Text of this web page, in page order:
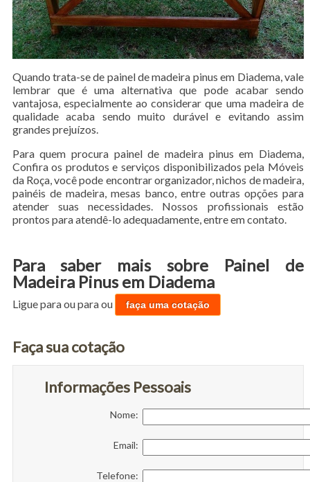
Quando trata-se de painel de madeira pinus em Diadema, vale
lembrar que é uma alternativa que pode acabar sendo
vantajosa, especialmente ao considerar que uma madeira de
qualidade acaba sendo muito durável e evitando assim
grandes prejuízos.
Para quem procura painel de madeira pinus em Diadema,
Confira os produtos e serviços disponibilizados pela Móveis
da Roça, você pode encontrar organizador, nichos de madeira,
painéis de madeira, mesas banco, entre outras opções para
atender suas necessidades. Nossos profissionais estão
prontos para atendê-lo adequadamente, entre em contato.
Para saber mais sobre Painel de
Madeira Pinus em Diadema
Ligue paraou paraou faça uma cotação
Faça sua cotação
Informações Pessoais
Nome:
Email:
Telefone: